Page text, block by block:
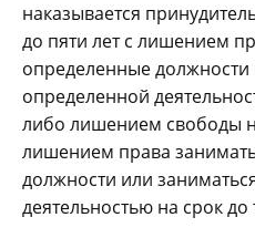
наказывается
до пяти лет с лишением
определенные должности
определенной
либо лишением свободы
лишением права
должности или
деятельностью на срок до